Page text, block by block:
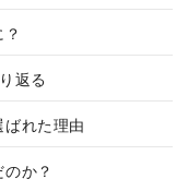
返る
ばれた理由
のか？